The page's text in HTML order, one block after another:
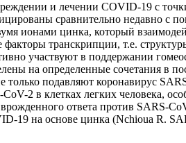
и лечении COVID-19 с
сравнительно недавно с
ионами цинка, который
транскрипции, т.е.
участвуют в поддержании
на определенные сочетания в
только подавляют коронавирус
2 в клетках легких человека,
ответа против SARS-
19 на основе цинка (Nchioua R.